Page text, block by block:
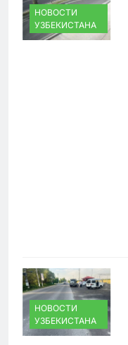
НОВОСТИ
УЗБЕКИСТАНА
НОВОСТИ
УЗБЕКИСТАНА